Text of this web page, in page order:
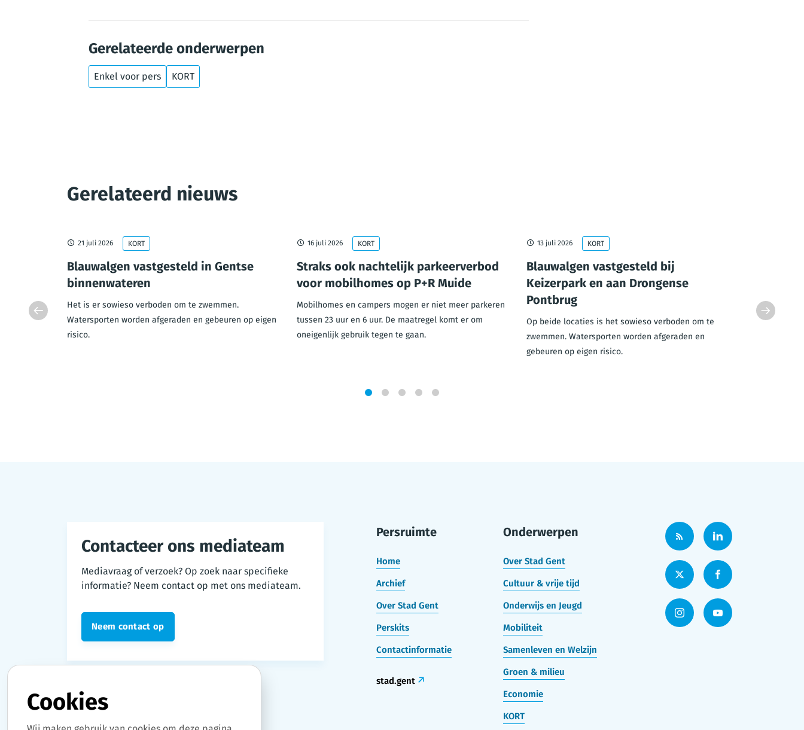
Gerelateerde onderwerpen
Enkel voor pers KORT
Gerelateerd nieuws
in
21 juli 2026 KORT
Blauwalgen vastgesteld in Gentse
binnenwateren
Het is er sowieso verboden om te zwemmen.
Watersporten worden afgeraden en gebeuren op eigen
risico.
16 juli 2026 KORT
Straks ook nachtelijk parkeerverbod
voor mobilhomes op P+R Muide
Mobilhomes en campers mogen er niet meer parkeren
tussen 23 uur en 6 uur. De maatregel komt er om
oneigenlijk gebruik tegen te gaan.
13 juli 2026 KORT
Blauwalgen vastgesteld bij
Keizerpark en aan Drongense
Pontbrug
Op beide locaties is het sowieso verboden om te
zwemmen. Watersporten worden afgeraden en
gebeuren op eigen risico.
Met de
Contacteer ons mediateam
Mediavraag of verzoek? Op zoek naar specifieke
informatie? Neem contact op met ons mediateam.
Neem contact op
Persruimte
Home
Archief
Over Stad Gent
Perskits
Contactinformatie
stad.gent
Onderwerpen
Over Stad Gent
Cultuur & vrije tijd
Onderwijs en Jeugd
Mobiliteit
Samenleven en Welzijn
Groen & milieu
Economie
KORT
Cookies